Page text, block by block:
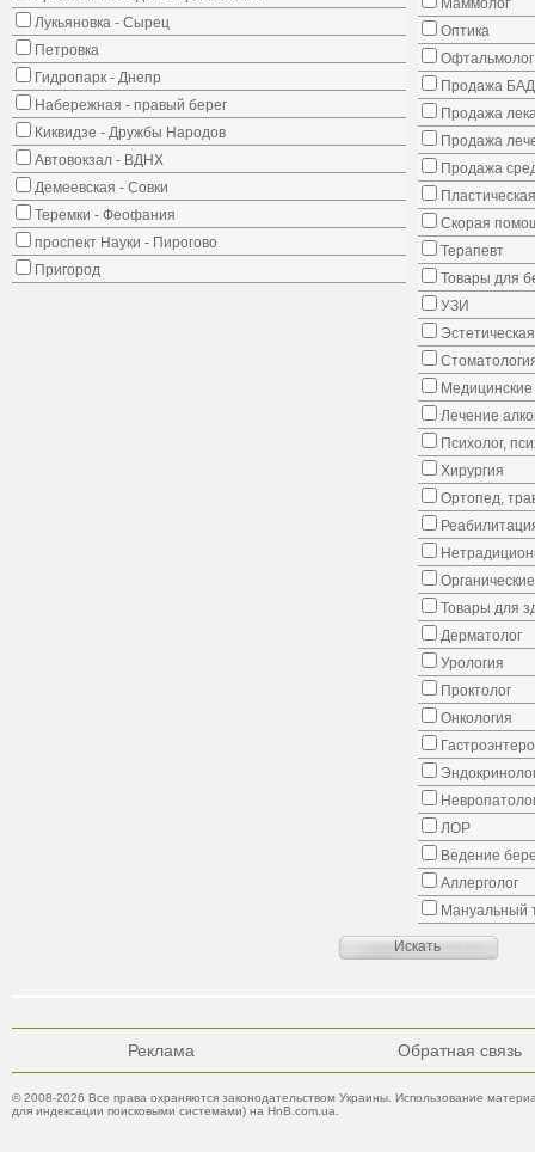
Лукьяновка - Сырец
Петровка
Гидропарк - Днепр
Набережная - правый берег
Киквидзе - Дружбы Народов
Автовокзал - ВДНХ
Демеевская - Совки
Теремки - Феофания
проспект Науки - Пирогово
Пригород
Маммолог
Оптика
Офтальмолог
Продажа
Продажа
Продажа
Продажа
Скорая
Терапевт
Товары для
УЗИ
Медицинские
Лечение
Психолог,
Хирургия
Ортопед,
Товары для
Дерматолог
Урология
Проктолог
Онкология
ЛОР
Ведение
Аллерголог
Мануальный
Реклама Обратная связь
© 2008-2026 Все права охраняются законодательством Украины. Использование
для индексации поисковыми системами) на HnB.com.ua.